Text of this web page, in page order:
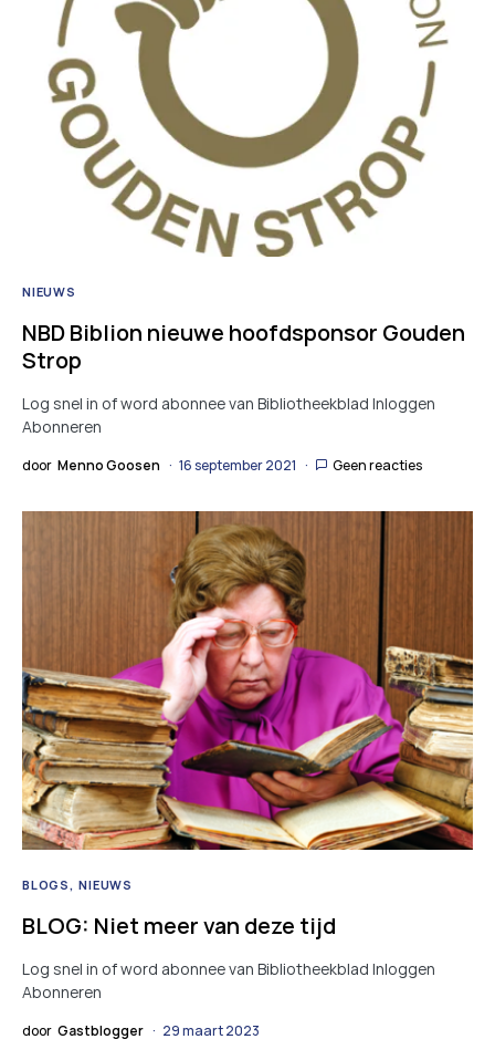
NIEUWS
NBD Biblion nieuwe hoofdsponsor Gouden
Strop
Log snel in of word abonnee van Bibliotheekblad Inloggen
Abonneren
door Menno Goosen 16 september 2021 Geen reacties
BLOGS NIEUWS
BLOG: Niet meer van deze tijd
Log snel in of word abonnee van Bibliotheekblad Inloggen
Abonneren
door Gastblogger 29 maart 2023